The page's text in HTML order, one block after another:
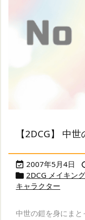
【2DCG】 中
 2007年5月4日
 2DCG メイキング
キャラクター
中世の鎧を身にま